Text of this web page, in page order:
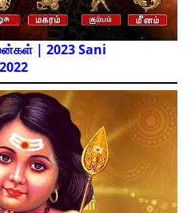
| 2023 Sani
2022